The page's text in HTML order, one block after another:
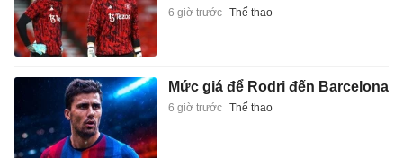
6 giờ trước Thể thao
Mức giá để Rodri đến Barcelona
6 giờ trước Thể thao